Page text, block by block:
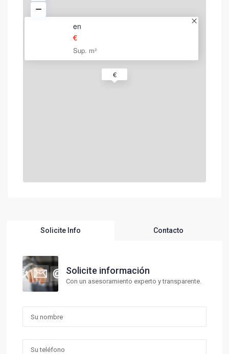
€
en
€
Sup. m²
Solicite Info Contacto
Solicite información
Con un asesoramiento experto y transparente.